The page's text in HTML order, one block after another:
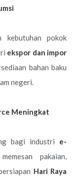
kebutuhan pokok
ekspor dan impor
bahan baku
negeri.
Meningkat
bagi industri e-
pakaian,
Hari Raya